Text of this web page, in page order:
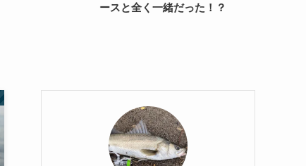
ースと全く一緒だった！？